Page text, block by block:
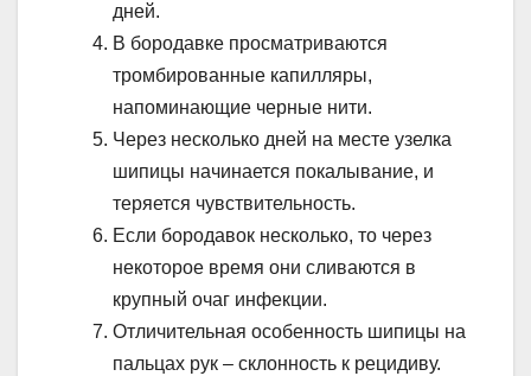
дней.
В бородавке просматриваются
тромбированные капилляры,
напоминающие черные нити.
Через несколько дней на месте узелка
шипицы начинается покалывание, и
теряется чувствительность.
Если бородавок несколько, то через
некоторое время они сливаются в
крупный очаг инфекции.
Отличительная особенность шипицы на
пальцах рук – склонность к рецидиву.